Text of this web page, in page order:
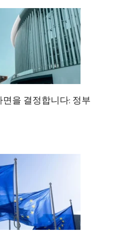
면을 결정합니다: 정부